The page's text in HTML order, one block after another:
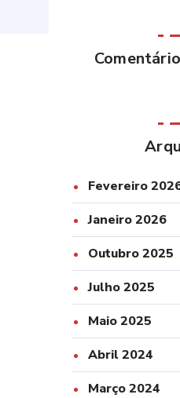
Fevereiro
Janeiro 2026
Outubro 2025
Julho 2025
Maio 2025
Abril 2024
Março 2024